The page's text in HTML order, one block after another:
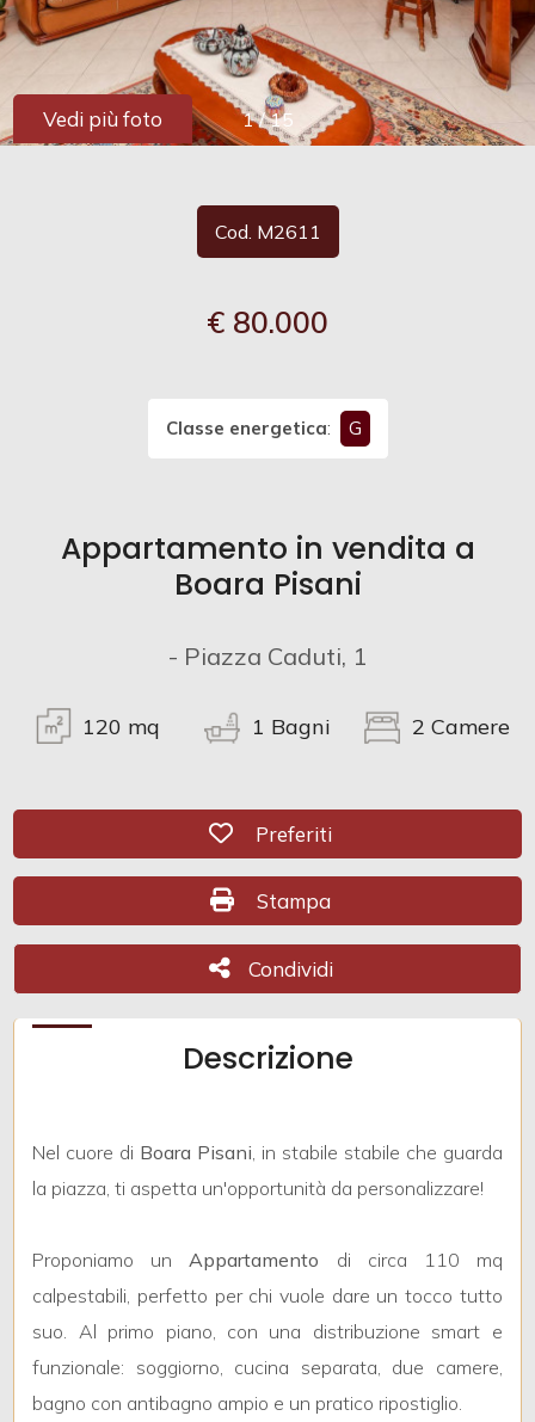
1 / 15
Vedi più foto
Cod. M2611
€ 80.000
Classe energetica: G
Appartamento in vendita a
Boara Pisani
- Piazza Caduti, 1
120 mq 1 Bagni 2 Camere
Preferiti: Cod. M2611
Preferiti
Stampa: Cod. M2611
Stampa
Condividi
Condividi
Descrizione
Nel cuore di Boara Pisani, in stabile stabile che guarda
la piazza, ti aspetta un'opportunità da personalizzare!
Proponiamo unAppartamento di circa 110 mq
calpestabili, perfetto per chi vuole dare un tocco tutto
suo. Al primo piano, con una distribuzione smart e
funzionale: soggiorno, cucina separata, due camere,
bagno con antibagno ampio e un pratico ripostiglio.
Provincia
Comune
mq
Locali
minimi
Qualsiasi
1
2